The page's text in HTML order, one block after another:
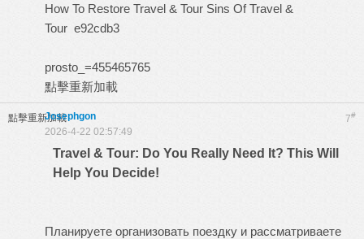
How To Restore Travel & Tour Sins Of Travel &
Tour e92cdb3
prosto_=455465765
點擊重新加載
點擊重新加載 7#
Josephgon
2026-4-22 02:57:49
Travel & Tour: Do You Really Need It? This Will
Help You Decide!
Планируете организовать поездку и рассматриваете